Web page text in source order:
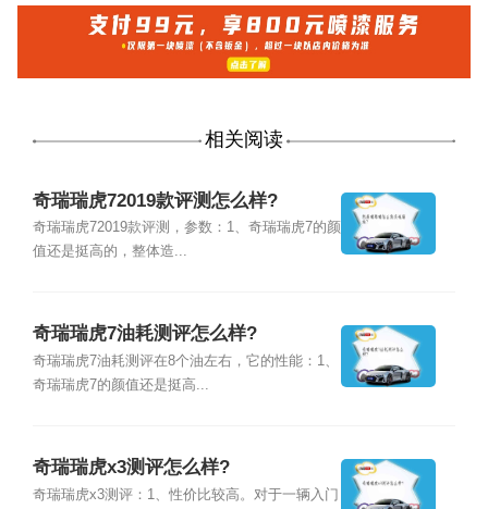
相关阅读
奇瑞瑞虎72019款评测怎么样?
奇瑞瑞虎72019款评测，参数：1、奇瑞瑞虎7的颜
值还是挺高的，整体造...
奇瑞瑞虎7油耗测评怎么样?
奇瑞瑞虎7油耗测评在8个油左右，它的性能：1、
奇瑞瑞虎7的颜值还是挺高...
奇瑞瑞虎x3测评怎么样?
奇瑞瑞虎x3测评：1、性价比较高。对于一辆入门